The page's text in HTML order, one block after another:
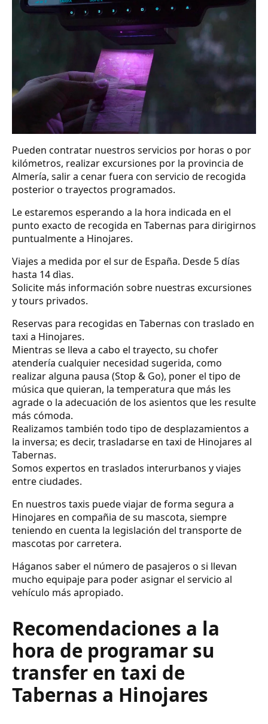
Pueden contratar nuestros servicios por horas o por
kilómetros, realizar excursiones por la provincia de
Almería, salir a cenar fuera con servicio de recogida
posterior o trayectos programados.
Le estaremos esperando a la hora indicada en el
punto exacto de recogida en Tabernas para dirigirnos
puntualmente a Hinojares.
Viajes a medida por el sur de España. Desde 5 días
hasta 14 dìas.
Solicite más información sobre nuestras excursiones
y tours privados.
Reservas para recogidas en Tabernas con traslado en
taxi a Hinojares.
Mientras se lleva a cabo el trayecto, su chofer
atendería cualquier necesidad sugerida, como
realizar alguna pausa (Stop & Go), poner el tipo de
música que quieran, la temperatura que más les
agrade o la adecuación de los asientos que les resulte
más cómoda.
Realizamos también todo tipo de desplazamientos a
la inversa; es decir, trasladarse en taxi de Hinojares al
Tabernas.
Somos expertos en traslados interurbanos y viajes
entre ciudades.
En nuestros taxis puede viajar de forma segura a
Hinojares en compañia de su mascota, siempre
teniendo en cuenta la legislación del transporte de
mascotas por carretera.
Háganos saber el número de pasajeros o si llevan
mucho equipaje para poder asignar el servicio al
vehículo más apropiado.
Recomendaciones a la
hora de programar su
transfer en taxi de
Tabernas a Hinojares